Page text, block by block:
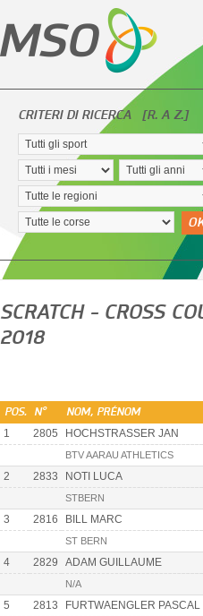
CRITERI DI RICERCA [R. A Z.]
SCRATCH - CROSS
2018
POS. N° NOM, PRÉNOM
1 2805 HOCHSTRASSER JAN
BTV AARAU ATHLETICS
2 2833 NOTI LUCA
STBERN
3 2816 BILL MARC
ST BERN
4 2829 ADAM GUILLAUME
N/A
5 2813 FURTWAENGLER PASCAL